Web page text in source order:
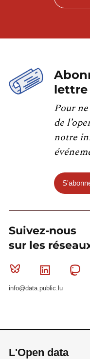
Pour
de
notre
Suivez-nous
sur les
Bluesky Linkedin
info@data.public.lu
L'Open data